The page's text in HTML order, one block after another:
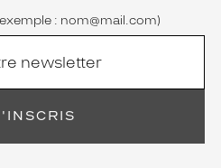
: nom@mail.com)